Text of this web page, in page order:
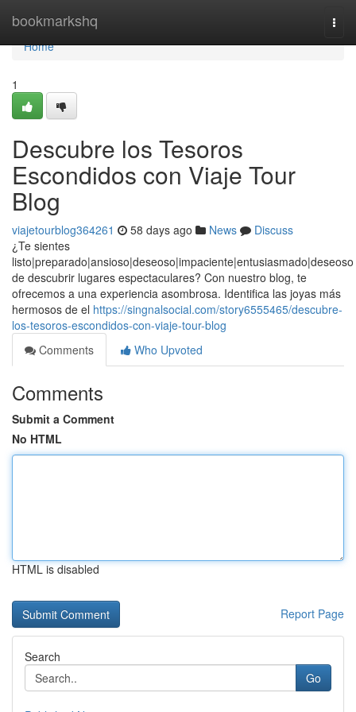
bookmarkshq
Home
Home
1
Descubre los Tesoros
Escondidos con Viaje Tour
Blog
viajetourblog364261 58 days ago News
Discuss
¿Te sientes
listo|preparado|ansioso|deseoso|impaciente|entusiasmado|deseoso
de descubrir lugares espectaculares? Con nuestro blog, te
ofrecemos a una experiencia asombrosa. Identifica las joyas más
hermosos de el https://singnalsocial.com/story6555465/descubre-
los-tesoros-escondidos-con-viaje-tour-blog
Comments
Who Upvoted
Comments
Submit a Comment
No HTML
HTML is disabled
Report Page
Search
Go